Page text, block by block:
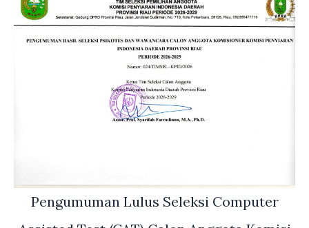
Pengumuman Lulus Seleksi Computer